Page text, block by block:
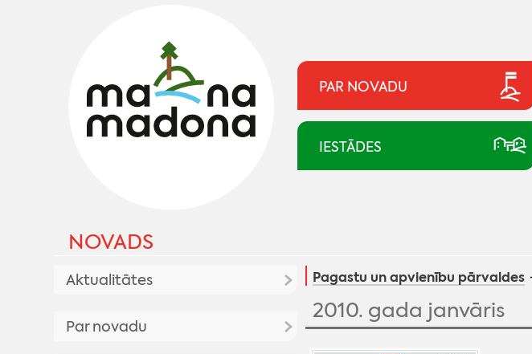
PAR NOVADU
IESTĀDES
NOVADS
Aktualitātes
Aktualitātes
Par novadu
Pagastu un apvienību pārvaldes
2010. gada janvāris